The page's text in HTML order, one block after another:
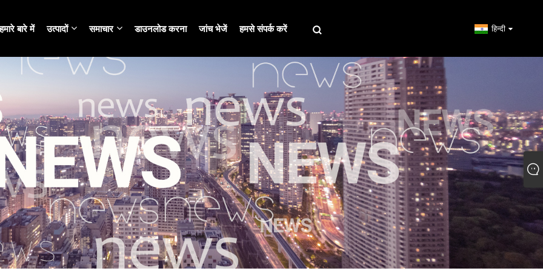
बारे में उत्पादों समाचार डाउनलोड करना जांच भेजें हमसे संपर्क करें हिन्दी